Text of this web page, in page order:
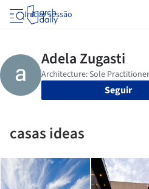
Iniciar sessão
Seguir
casas ideas